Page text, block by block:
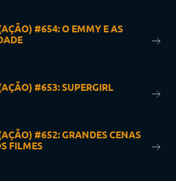
#654: O EMMY E AS
#653: SUPERGIRL
#652: GRANDES CENAS
FILMES